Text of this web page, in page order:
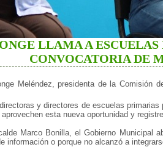
LLAMA A
CONVOCATORIA DE
Meléndez, presidenta de la Comisión
y directores de escuelas
esta nueva oportunidad y
Marco Bonilla, el Gobierno Municipal
información o porque no alcanzó a